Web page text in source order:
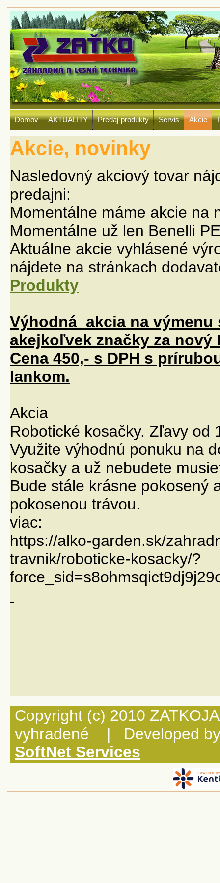
Domov AKTUALITY Predaj-produkty Servis Akcie
Akcie, novinky
Nasledovný akciový tovar
predajni:
Momentálne máme akcie na
Momentálne už len Benelli
Aktuálne akcie vyhlásené
nájdete na stránkach
Produkty
Výhodná akcia na výmenu
akejkoľvek značky za nový
Cena 450,- s DPH s
lankom.
Akcia
Robotické kosačky. Zľavy od
Využite výhodnú ponuku na
kosačky a už nebudete
Bude stále krásne pokosený
pokosenou trávou.
viac:
https://alko-garden.sk/
travnik/roboticke-kosacky/?
Copyright (c) 2010
vyhradené | Developed
SoftNet Services